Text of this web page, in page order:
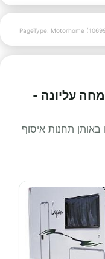
PageType: Motorhome
עליונה -
באותן תחנות איסוף